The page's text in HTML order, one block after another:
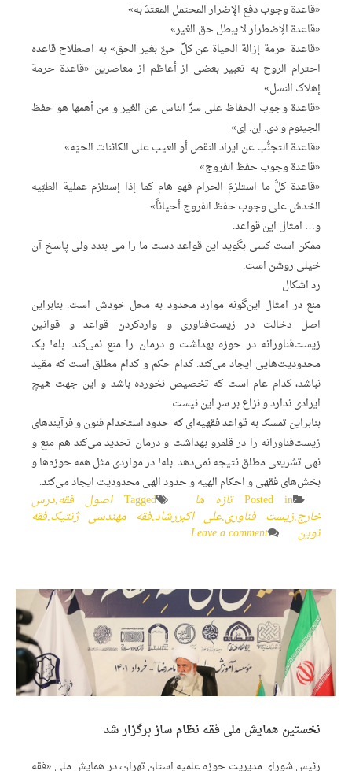
«قاعدة وجوب دفع الإضرار المحتمل المعتدٌ به»
«قاعدة الإضطرار لا یبطل حق الغیر»
«قاعدة حرمة إزالة الحیاة عن کلِّ حیٍّ بغیر الحق» به اصطلاح قاعده
احترام الروح به تعبیر بعضی از أعاظم از معاصرین «قاعدة حرمة
إهلاک النسل»
«قاعدة وجوب الحفاظ علی سرِّ الناس عن الغیر و من أهمها هو حفظ
الجینوم و دی. اِن. اِی»
«قاعدة التجنُّب عن ایراد النقص أو العیب علی الکائنات الحیّه»
«قاعدة وجوب حفظ الفروج»
«قاعدة کلُّ ما استلزمَ الحرام فهو هام کما إذا إستلزم عملیة الطبّیه
الخدش علی وجوب حفظ الفروج أحیاناً»
و… امثال این قواعد.
ممکن است کسی بگوید این قواعد دست ما را می بندد ولی پاسخ آن
خیلی روشن است.
رد اشکال
منع در امثال این‌گونه موارد محدود به محل خودش است. بنابراین
اصل دخالت در زیست‌فناوری و واردکردن قواعد و قوانین
زیست‌فناورانه در حوزه بهداشت و درمان را منع نمی‌کند. بله! یک
محدودیت‌هایی ایجاد می‌کند. کدام حکم و کدام مطلق است که مقید
نباشد، کدام عام است که تخصیص نخورده باشد و این جهت هیچ
ایرادی ندارد و نزاع بر سرِ این نیست.
بنابراین تمسک به قواعد فقهیه‌ای که حدود استخدام فنون و فرآیندهای
زیست‌فناورانه را در قلمرو بهداشت و درمان تحدید می‌کند هم منع و
نهی تشریعی مطلق نتیجه نمی‌دهد. بله! در مواردی مثل همه حوزه‌ها و
بخش‌های فقهی و احکام الهیه و حدود الهی محدودیت ایجاد می‌کند.
Posted in تازه ها Tagged اصول فقه,درس
خارج,زیست فناوری,علی اکبررشاد,فقه مهندسی ژنتیک,فقه
نوین Leave a comment
نخستین همایش ملی فقه نظام ساز برگزار شد
رئیس شورای مدیریت حوزه علمیه استان تهران، در همایش ملی «فقه